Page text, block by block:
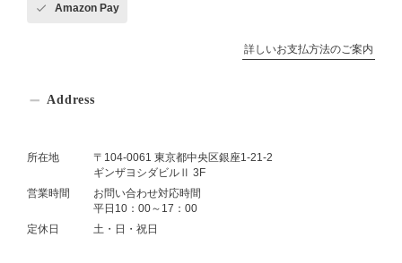
Amazon Pay
詳しいお支払方法のご案内
Address
所在地
〒104-0061 東京都中央区銀座1-21-2
ギンザヨシダビルⅡ 3F
営業時間
お問い合わせ対応時間
平日10：00～17：00
定休日
土・日・祝日